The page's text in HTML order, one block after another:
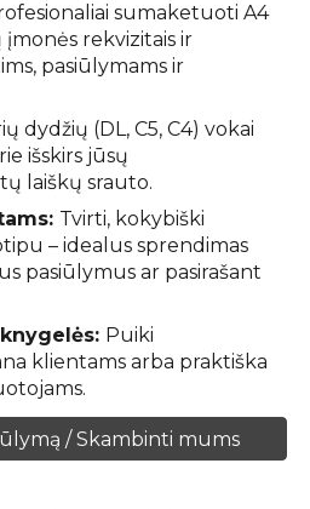
sumaketuoti A4
rekvizitais ir
pasiūlymams ir
dydžių (DL, C5, C4) vokai
išskirs jūsų
laiškų srauto.
Tvirti, kokybiški
– idealus sprendimas
pasiūlymus ar pasirašant
Puiki
klientams arba praktiška
/ Skambinti mums